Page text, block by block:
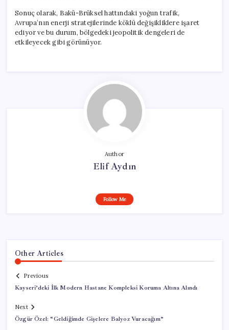
Sonuç olarak, Bakü-Brüksel hattındaki yoğun trafik,
Avrupa’nın enerji stratejilerinde köklü değişikliklere işaret
ediyor ve bu durum, bölgedeki jeopolitik dengeleri de
etkileyecek gibi görünüyor.
Author
Elif Aydın
Follow Me
Other Articles
Previous
Kayseri’deki İlk Modern Hastane Kompleksi Koruma Altına Alındı
Next
Özgür Özel: “Geldiğimde Gişelere Balyoz Vuracağım”